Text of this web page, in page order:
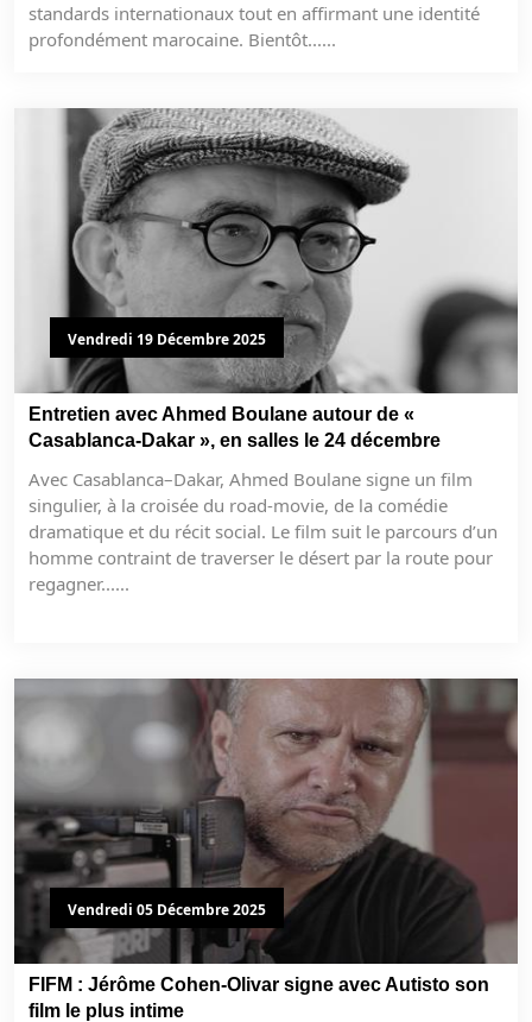
standards internationaux tout en affirmant une identité
profondément marocaine. Bientôt......
Vendredi 19 Décembre 2025
Entretien avec Ahmed Boulane autour de «
Casablanca-Dakar », en salles le 24 décembre
Avec Casablanca–Dakar, Ahmed Boulane signe un film
singulier, à la croisée du road-movie, de la comédie
dramatique et du récit social. Le film suit le parcours d’un
homme contraint de traverser le désert par la route pour
regagner......
Vendredi 05 Décembre 2025
FIFM : Jérôme Cohen-Olivar signe avec Autisto son
film le plus intime